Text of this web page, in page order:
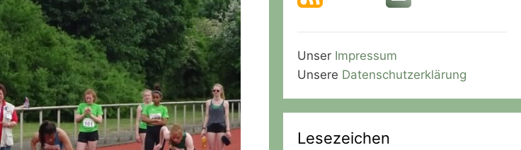
Unser Impressum
Unsere Datenschutzerklärung
Lesezeichen